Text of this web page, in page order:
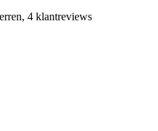
4 klantreviews